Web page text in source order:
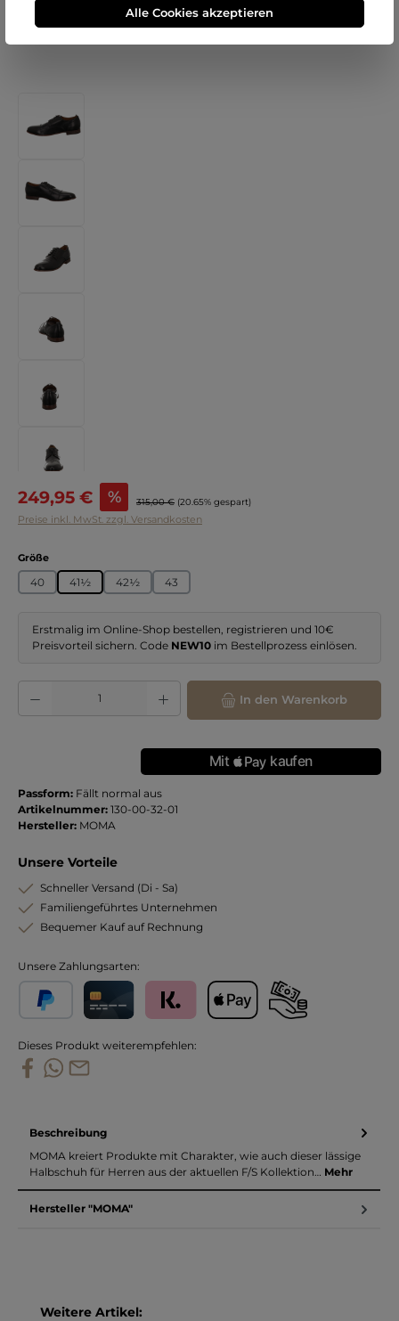
Verkaufspreis:
249,95 € % Regulärer Preis:
315,00 € (20.65% gespart)
Preise inkl. MwSt. zzgl. Versandkosten
Größeauswählen
40 41½ 42½ 43
Erstmalig im Online-Shop bestellen, registrieren und 10€
Preisvorteil sichern. Code NEW10 im Bestellprozess einlösen.
Produkt Anzahl: Gib den gewünschten Wert ein oder benutze die
In den Warenkorb
Passform: Fällt normal aus
Artikelnummer: 130-00-32-01
Hersteller: MOMA
Unsere Vorteile
Schneller Versand (Di - Sa)
Familiengeführtes Unternehmen
Bequemer Kauf auf Rechnung
Unsere Zahlungsarten:
Dieses Produkt weiterempfehlen:
Beschreibung
MOMA kreiert Produkte mit Charakter, wie auch dieser lässige
Halbschuh für Herren aus der aktuellen F/S Kollektion… Mehr
Hersteller "MOMA"
Produktgalerie überspringen
Weitere Artikel:
Alle Cookies akzeptieren